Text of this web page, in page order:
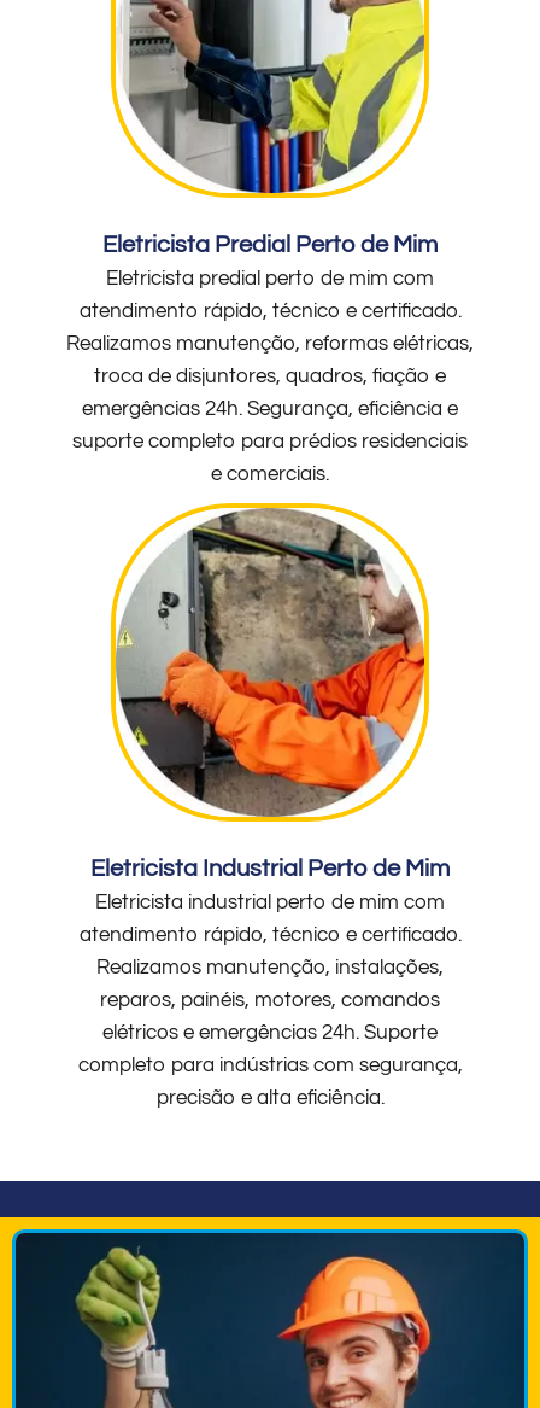
Eletricista Predial Perto de Mim
Eletricista predial perto de mim com
atendimento rápido, técnico e certificado.
Realizamos manutenção, reformas elétricas,
troca de disjuntores, quadros, fiação e
emergências 24h. Segurança, eficiência e
suporte completo para prédios residenciais
e comerciais.
Eletricista Industrial Perto de Mim
Eletricista industrial perto de mim com
atendimento rápido, técnico e certificado.
Realizamos manutenção, instalações,
reparos, painéis, motores, comandos
elétricos e emergências 24h. Suporte
completo para indústrias com segurança,
precisão e alta eficiência.